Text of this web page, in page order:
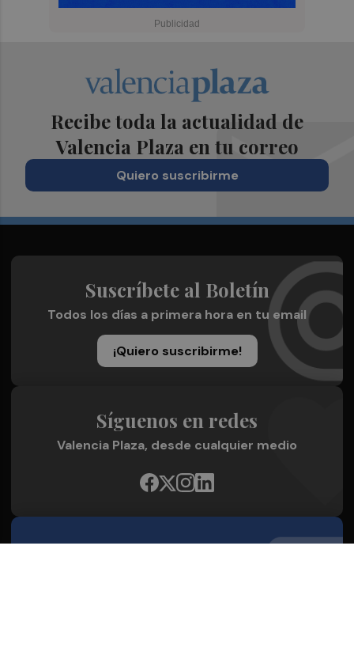
Recibe toda la actualidad de
Valencia Plaza en tu correo
Quiero suscribirme
Suscríbete al Boletín
Todos los días a primera hora en tu email
¡Quiero suscribirme!
Síguenos en redes
Valencia Plaza, desde cualquier medio
Quienes Somos